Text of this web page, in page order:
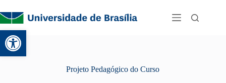
Abrir a barra de ferramentas
Projeto Pedagógico do Curso